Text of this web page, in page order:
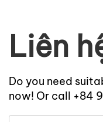
Liên
Do you need
now! Or call +84